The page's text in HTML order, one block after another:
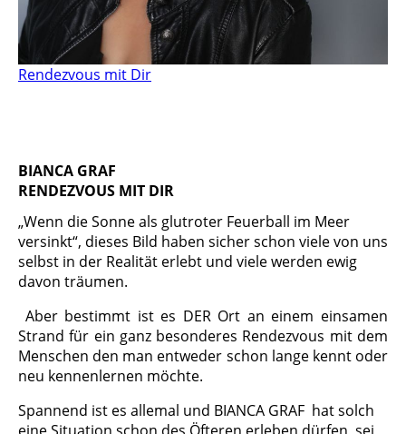
Rendezvous mit Dir
BIANCA GRAF
RENDEZVOUS MIT DIR
„Wenn die Sonne als glutroter Feuerball im Meer
versinkt“, dieses Bild haben sicher schon viele von uns
selbst in der Realität erlebt und viele werden ewig
davon träumen.
Aber bestimmt ist es DER Ort an einem einsamen
Strand für ein ganz besonderes Rendezvous mit dem
Menschen den man entweder schon lange kennt oder
neu kennenlernen möchte.
Spannend ist es allemal und BIANCA GRAF hat solch
eine Situation schon des Öfteren erleben dürfen, sei